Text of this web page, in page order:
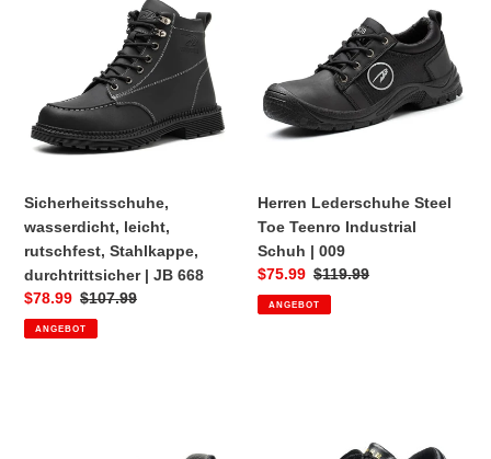
Stahlkappe,
durchtrittsicher
JB
Sicherheitsschuhe,
wasserdicht, leicht,
rutschfest, Stahlkappe,
durchtrittsicher | JB 668
Sonderpreis
$78.99 Normaler
Preis
$107.99
ANGEBOT
Industrial
Schuh
Herren Lederschuhe Steel
Toe Teenro Industrial
Schuh | 009
Sonderpreis
$75.99 Normaler
Preis
$119.99
ANGEBOT